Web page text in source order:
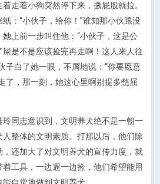
走着小狗突然停下来，撅屁股就拉。
：“小伙子，给你！”谁知那小伙跟没
上前一步叫住他：“小伙子，这是公
是不是应该捡完再走啊！这人来人往
子白了她一眼，不屑地说：“你要愿意
了，那一刻，她这心里啊别提多憋屈
同志意识到，文明养犬绝不是一朝一
整体的文明素质。打那以后，他们除
还加大了对文明养犬的宣传力度，就
工具，一边遛一边捡，他们希望能用